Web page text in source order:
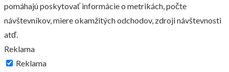
pomáhajú poskytovať informácie o metrikách, počte
návštevníkov, miere okamžitých odchodov, zdroji návštevnosti
atď.
Reklama
Reklama